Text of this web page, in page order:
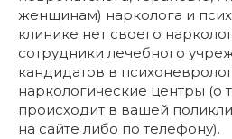
женщинам) нарколога и
клинике нет своего
сотрудники лечебного
кандидатов в
наркологические центры (о
происходит в вашей
на сайте либо по телефону).